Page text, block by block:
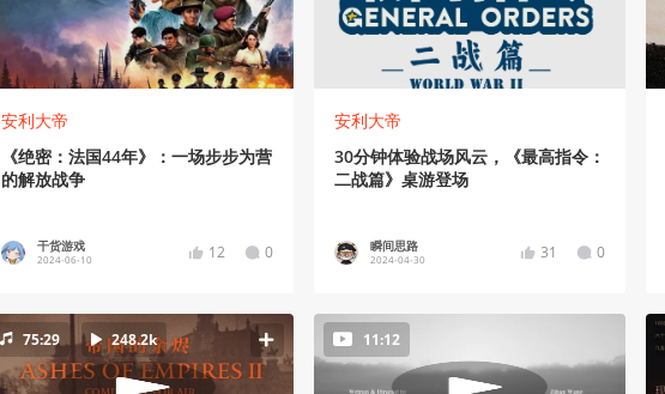
安利大帝
《绝密：法国44年》：一场步步为营
的解放战争
干货游戏
2024-06-10 12 0
安利大帝
30分钟体验战场风云，《最高指令：
二战篇》桌游登场
瞬间思路
2024-04-30 31 0
75:29 248.2k 11:12